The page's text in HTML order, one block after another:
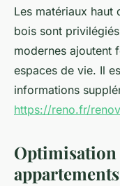
Les matériaux haut
bois sont
modernes ajoutent
espaces de vie. Il
informations
https://reno.fr/
Optimisation
appartements